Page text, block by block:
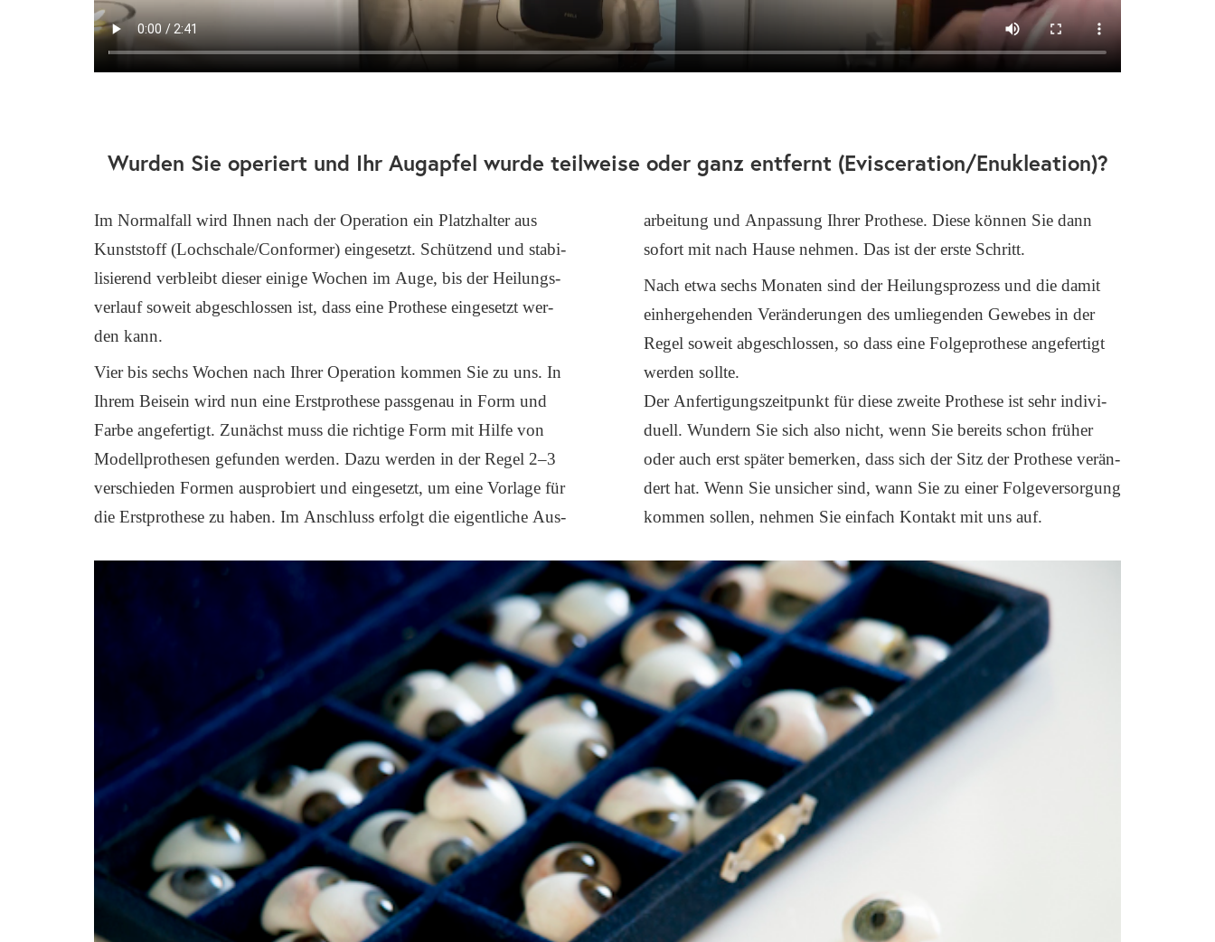
Wurden Sie operiert und Ihr Augapfel wurde teilweise oder ganz entfernt (Evisceration/Enukleation)?
Im Nor­mal­fall wird Ihnen nach der Ope­ra­ti­on ein Platz­hal­ter aus
Kunst­stoff (Lochschale/Conformer) ein­ge­setzt. Schüt­zend und sta­bi­
li­sie­rend ver­bleibt die­ser eini­ge Wochen im Auge, bis der Hei­lungs­
ver­lauf soweit abge­schlos­sen ist, dass eine Pro­the­se ein­ge­setzt wer­
den kann.
Vier bis sechs Wochen nach Ihrer Ope­ra­ti­on kom­men Sie zu uns. In
Ihrem Bei­sein wird nun eine Erst­pro­the­se pass­ge­nau in Form und
Far­be ange­fer­tigt. Zunächst muss die rich­ti­ge Form mit Hil­fe von
Modell­pro­the­sen gefun­den wer­den. Dazu wer­den in der Regel 2–3
ver­schie­den For­men aus­pro­biert und ein­ge­setzt, um eine Vor­la­ge für
die Erst­pro­the­se zu haben. Im Anschluss erfolgt die eigent­li­che Aus­
ar­bei­tung und Anpas­sung Ihrer Pro­the­se. Die­se kön­nen Sie dann
sofort mit nach Hau­se neh­men. Das ist der ers­te Schritt.
Nach etwa sechs Mona­ten sind der Hei­lungs­pro­zess und die damit
ein­her­ge­hen­den Ver­än­de­run­gen des umlie­gen­den Gewe­bes in der
Regel soweit abge­schlos­sen, so dass eine Fol­ge­pro­the­se ange­fer­tigt
wer­den soll­te.
Der Anfer­ti­gungs­zeit­punkt für die­se zwei­te Pro­the­se ist sehr indi­vi­
du­ell. Wun­dern Sie sich also nicht, wenn Sie bereits schon frü­her
oder auch erst spä­ter bemer­ken, dass sich der Sitz der Pro­the­se ver­än­
dert hat. Wenn Sie unsi­cher sind, wann Sie zu einer Fol­ge­ver­sor­gung
kom­men sol­len, neh­men Sie ein­fach Kon­takt mit uns auf.